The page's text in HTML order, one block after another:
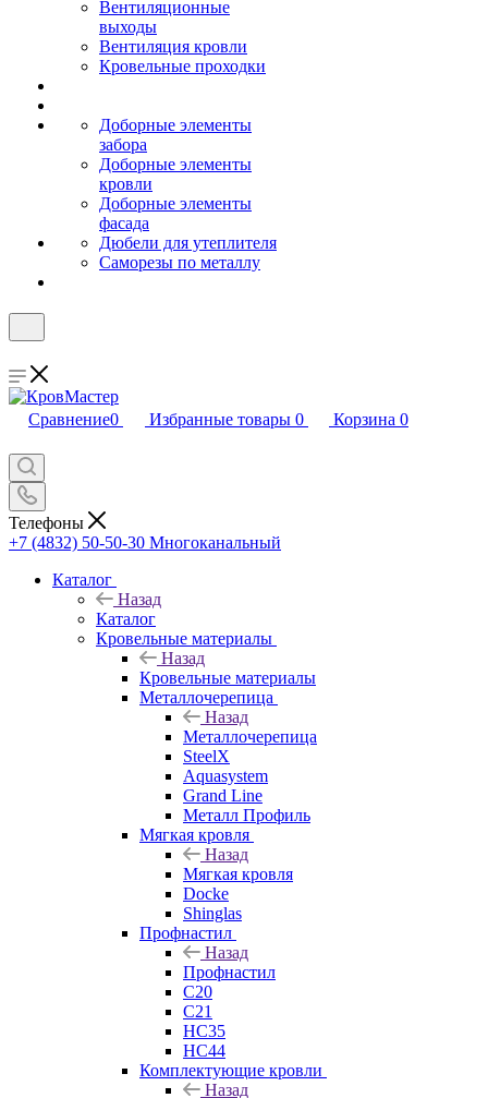
Вентиляционные
выходы
Вентиляция кровли
Кровельные проходки
Доборные элементы
забора
Доборные элементы
кровли
Доборные элементы
фасада
Дюбели для утеплителя
Саморезы по металлу
Сравнение0 Избранные товары 0 Корзина 0
Телефоны
+7 (4832) 50-50-30 Многоканальный
Каталог
Назад
Каталог
Кровельные материалы
Назад
Кровельные материалы
Металлочерепица
Назад
Металлочерепица
SteelX
Aquasystem
Grand Line
Металл Профиль
Мягкая кровля
Назад
Мягкая кровля
Docke
Shinglas
Профнастил
Назад
Профнастил
C20
C21
НС35
НС44
Комплектующие кровли
Назад